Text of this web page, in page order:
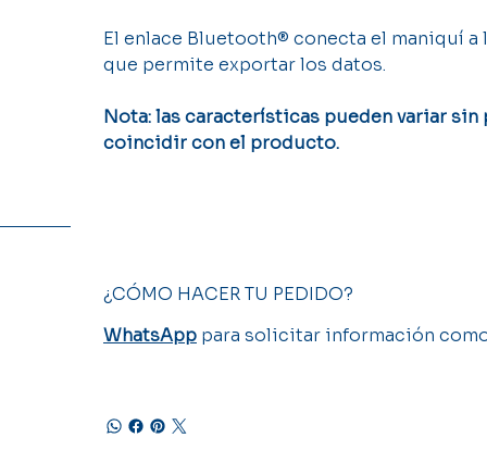
El enlace Bluetooth® conecta el maniquí
que permite exportar los datos.
Nota: las características pueden variar sin
coincidir con el producto.
¿CÓMO HACER TU PEDIDO?
WhatsApppara solicitar información